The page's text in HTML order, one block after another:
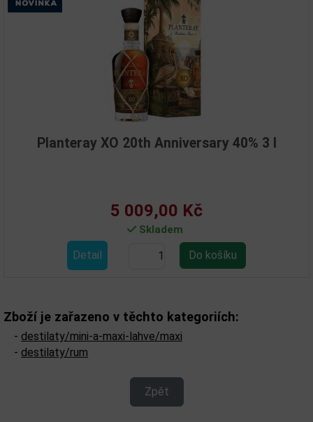
Planteray XO 20th Anniversary 40% 3 l
5 009,00 Kč
Skladem
Detail
Zboží je zařazeno v těchto kategoriích:
- destilaty/mini-a-maxi-lahve/maxi
- destilaty/rum
Zpět